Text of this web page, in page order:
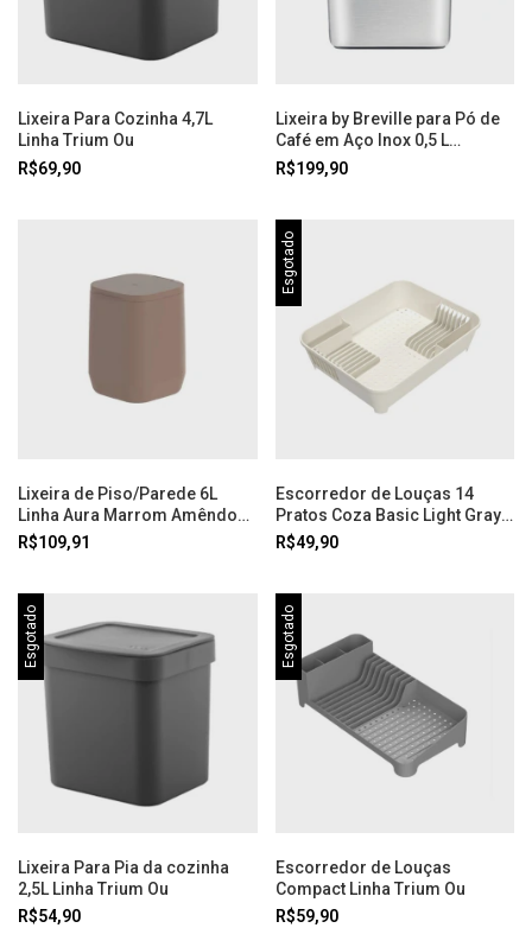
Lixeira Para Cozinha 4,7L
Linha Trium Ou
R$69,90
Lixeira by Breville para Pó de
Café em Aço Inox 0,5 L
Tramontina
R$199,90
Lixeira de Piso/Parede 6L
Linha Aura Marrom Amêndoa
Ou
R$109,91
Esgotado
Escorredor de Louças 14
Pratos Coza Basic Light Gray
Coza
R$49,90
Esgotado
Lixeira Para Pia da cozinha
2,5L Linha Trium Ou
R$54,90
Esgotado
Escorredor de Louças
Compact Linha Trium Ou
R$59,90